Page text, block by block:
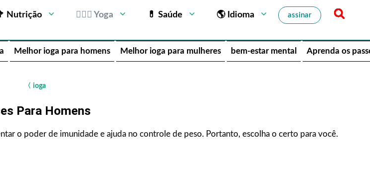
Nutrição 🧘🏻‍♂️ Yoga 💊 Saúde 🌎 Idioma assinar
Melhor ioga para homens Melhor ioga para mulheres bem-estar mental Aprenda os
〈 ioga
Para Homens
o poder de imunidade e ajuda no controle de peso. Portanto, escolha o certo para você.